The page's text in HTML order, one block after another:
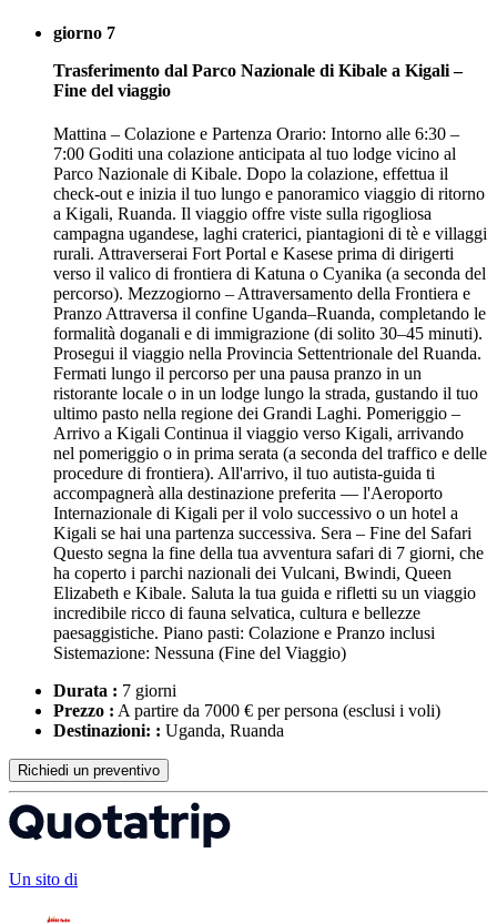
giorno 7
Trasferimento dal Parco Nazionale di Kibale a Kigali –
Fine del viaggio
Mattina – Colazione e Partenza Orario: Intorno alle 6:30 –
7:00 Goditi una colazione anticipata al tuo lodge vicino al
Parco Nazionale di Kibale. Dopo la colazione, effettua il
check-out e inizia il tuo lungo e panoramico viaggio di ritorno
a Kigali, Ruanda. Il viaggio offre viste sulla rigogliosa
campagna ugandese, laghi craterici, piantagioni di tè e villaggi
rurali. Attraverserai Fort Portal e Kasese prima di dirigerti
verso il valico di frontiera di Katuna o Cyanika (a seconda del
percorso). Mezzogiorno – Attraversamento della Frontiera e
Pranzo Attraversa il confine Uganda–Ruanda, completando le
formalità doganali e di immigrazione (di solito 30–45 minuti).
Prosegui il viaggio nella Provincia Settentrionale del Ruanda.
Fermati lungo il percorso per una pausa pranzo in un
ristorante locale o in un lodge lungo la strada, gustando il tuo
ultimo pasto nella regione dei Grandi Laghi. Pomeriggio –
Arrivo a Kigali Continua il viaggio verso Kigali, arrivando
nel pomeriggio o in prima serata (a seconda del traffico e delle
procedure di frontiera). All'arrivo, il tuo autista-guida ti
accompagnerà alla destinazione preferita — l'Aeroporto
Internazionale di Kigali per il volo successivo o un hotel a
Kigali se hai una partenza successiva. Sera – Fine del Safari
Questo segna la fine della tua avventura safari di 7 giorni, che
ha coperto i parchi nazionali dei Vulcani, Bwindi, Queen
Elizabeth e Kibale. Saluta la tua guida e rifletti su un viaggio
incredibile ricco di fauna selvatica, cultura e bellezze
paesaggistiche. Piano pasti: Colazione e Pranzo inclusi
Sistemazione: Nessuna (Fine del Viaggio)
Durata : 7 giorni
Prezzo : A partire da 7000 € per persona (esclusi i voli)
Destinazioni: : Uganda, Ruanda
Richiedi un preventivo
Un sito di